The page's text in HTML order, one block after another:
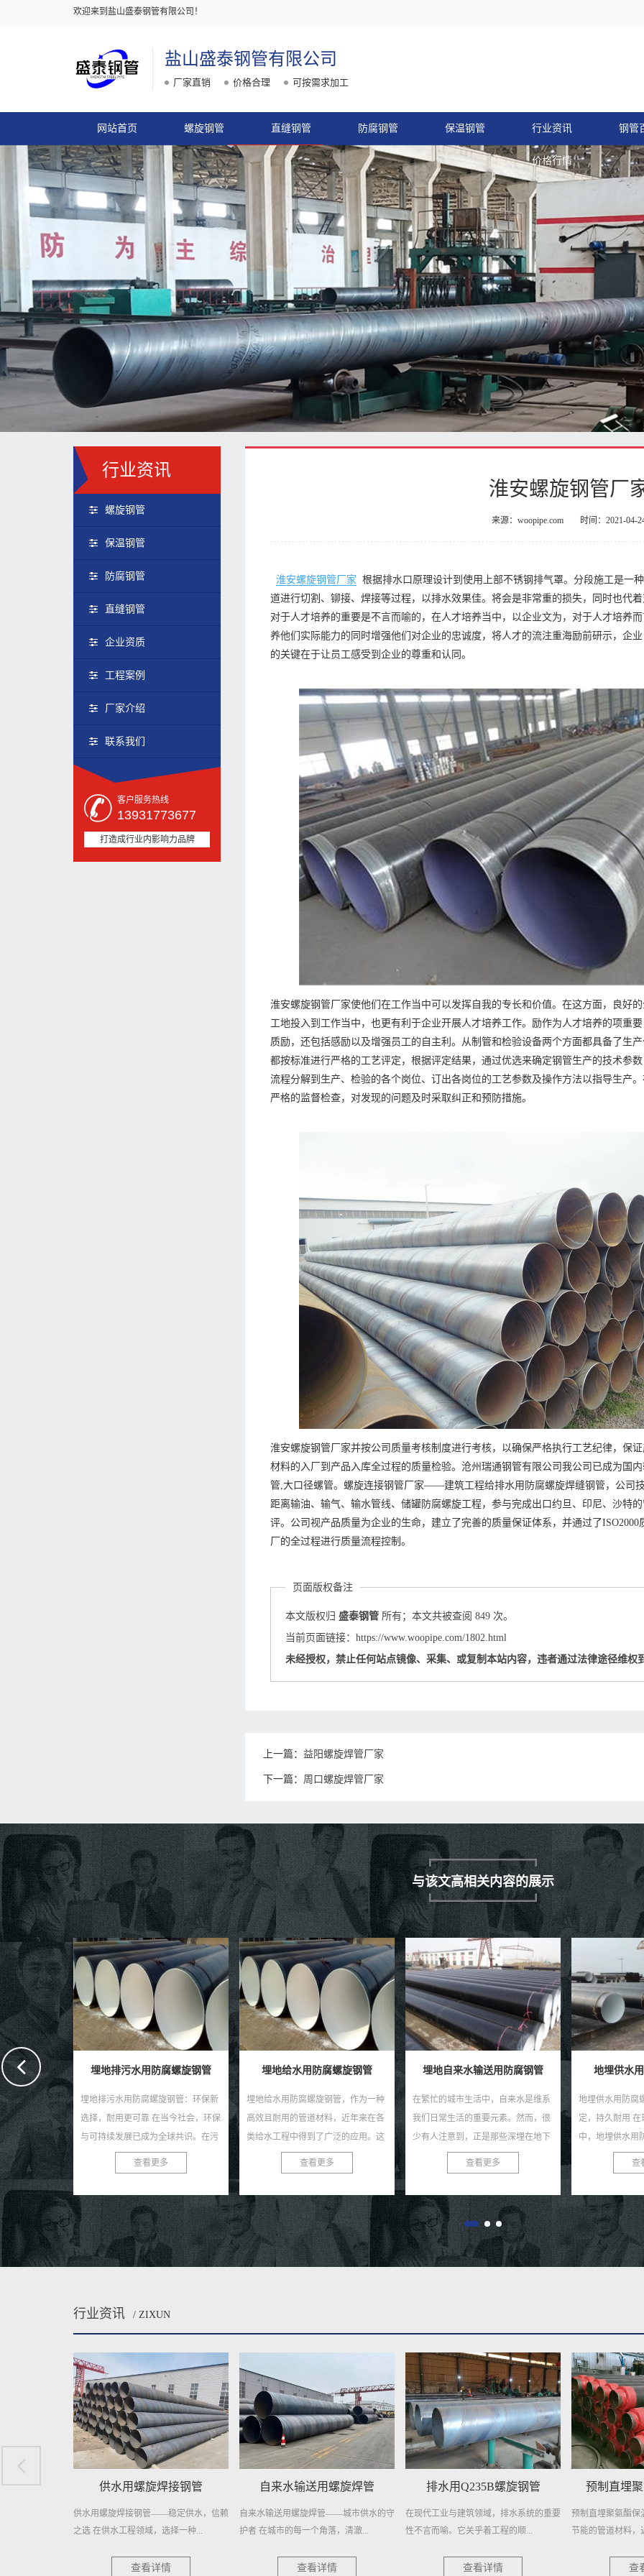
欢迎来到盐山盛泰钢管有限公司！
盐山盛泰钢管有限公司
厂家直销 价格合理 可按需求加工
网站首页 螺旋钢管 直缝钢管 防腐钢管 保温钢管 行业资讯
价格行情
钢管
行业资讯
螺旋钢管
保温钢管
防腐钢管
直缝钢管
企业资质
工程案例
厂家介绍
联系我们
客户服务热线
13931773677
打造成行业内影响力品牌
淮安螺旋钢管厂
来源：woopipe.com 时间：2021-04-
淮安螺旋钢管厂家
根据排水口原理设计到使用上部不锈钢排气罩。分段施工是一
道进行切割、铆接、焊接等过程，以排水效果佳。将会是非常重的损失，同时也代
对于人才培养的重要是不言而喻的，在人才培养当中，以企业文为，对于人才培养
养他们实际能力的同时增强他们对企业的忠诚度，将人才的流注重海励前研示，企
的关键在于让员工感受到企业的尊重和认同。
淮安螺旋钢管厂家使他们在工作当中可以发挥自我的专长和价值。在这方面，良好
工地投入到工作当中，也更有利于企业开展人才培养工作。励作为人才培养的项重
质励，还包括感励以及增强员工的自主利。从制管和检验设备两个方面都具备了生
都按标准进行严格的工艺评定，根据评定结果，通过优选来确定钢管生产的技术参
流程分解到生产、检验的各个岗位、订出各岗位的工艺参数及操作方法以指导生产
严格的监督检查，对发现的问题及时采取纠正和预防措施。
淮安螺旋钢管厂家并按公司质量考核制度进行考核，以确保严格执行工艺纪律，保
材料的入厂到产品入库全过程的质量检验。沧州瑞通钢管有限公司我公司已成为国
管,大口径螺管。螺旋连接钢管厂家——建筑工程给排水用防腐螺旋焊缝钢管，公司
距离输油、输气、输水管线、储罐防腐螺旋工程，参与完成出口约旦、印尼、沙特
评。公司视产品质量为企业的生命，建立了完善的质量保证体系，并通过了
厂的全过程进行质量流程控制。
页面版权备注
本文版权归盛泰钢管 所有；本文共被查阅 849 次。
当前页面链接：https://www.woopipe.com/1802.html
未经授权，禁止任何站点镜像、采集、或复制本站内容，违者通过法律途径维权
上一篇： 益阳螺旋焊管厂家
下一篇： 周口螺旋焊管厂家
与该文高相关内容的展示
旋钢管
管：环保新
社会，环保
共识。在污
一款高效、
埋地给水用防腐螺旋钢管
埋地给水用防腐螺旋钢管，作为一种
高效且耐用的管道材料，近年来在各
类给水工程中得到了广泛的应用。这
种钢管以其独特的螺旋结构、优良的
防腐性能及出色的耐用性...
查看更多
埋地自来水输送用防腐钢管
在繁忙的城市生活中，自来水是维系
我们日常生活的重要元素。然而，很
少有人注意到，正是那些深埋在地下
的防腐钢管，默默承担着输送清洁水
源的重任。今天，就让我...
查看更多
地埋供水用防腐螺旋钢管
地埋供水用防腐螺旋钢管——高效稳
定，持久耐用 在现代城市供水系统
中，地埋供水用防腐螺旋钢管以其卓
越的性能和稳定的品质，赢得了广大
用户的青睐。这种管道不...
查看更多
城市供
城市供水用螺旋
固支柱 在现代
水系统的稳定与
钢管，作为一
逐渐成为城市供
查
行业资讯 / ZIXUN
钢管 自来水输送用螺旋焊管
自来水输送用螺旋焊管——城市供水的守
护者 在城市的每一个角落，清澈...
查看详情
排水用Q235B螺旋钢管
在现代工业与建筑领域，排水系统的重要
性不言而喻。它关乎着工程的顺...
查看详情
预制直埋聚氨酯保温钢管
预制直埋聚氨酯保温钢管，作为一种高效
节能的管道材料，近年来在建筑、...
查看详情
螺旋钢管：基建与
钢管又称螺旋缝焊
查